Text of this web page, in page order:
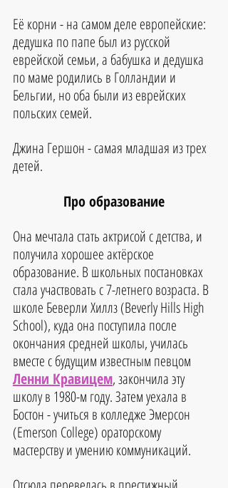
Её корни - на самом деле европейские:
дедушка по папе был из русской
еврейской семьи, а бабушка и дедушка
по маме родились в Голландии и
Бельгии, но оба были из еврейских
польских семей.
Джина Гершон - самая младшая из трех
детей.
Про образование
Она мечтала стать актрисой с детства, и
получила хорошее актёрское
образование. В школьных постановках
стала участвовать с 7-летнего возраста. В
школе Беверли Хиллз (Beverly Hills High
School), куда она поступила после
окончания средней школы, училась
вместе с будущим известным певцом
Ленни Кравицем, закончила эту
школу в 1980-м году. Затем уехала в
Бостон - учиться в колледже Эмерсон
(Emerson College) ораторскому
мастерству и умению коммуникаций.